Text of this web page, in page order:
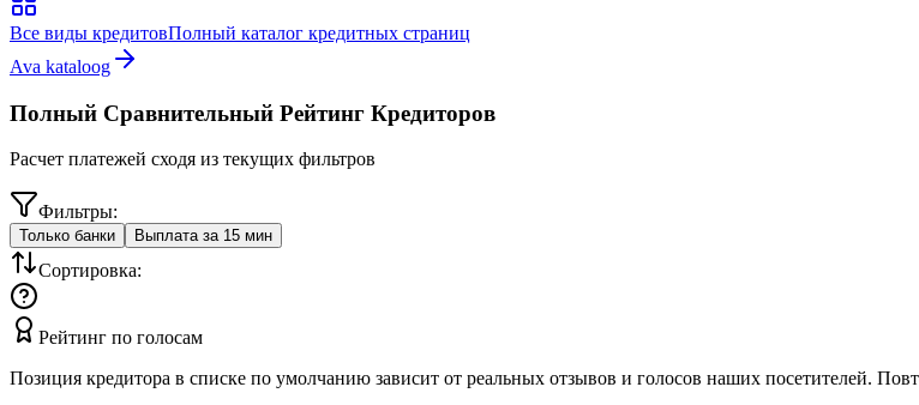
Все виды кредитовПолный каталог кредитных страниц
Ava kataloog
Полный Сравнительный Рейтинг Кредиторов
Расчет платежей сходя из текущих фильтров
Фильтры:
Только банки Выплата за 15 мин
Сортировка:
Рейтинг по голосам
Позиция кредитора в списке по умолчанию зависит от реальных отзывов и голосов наших посетителей.